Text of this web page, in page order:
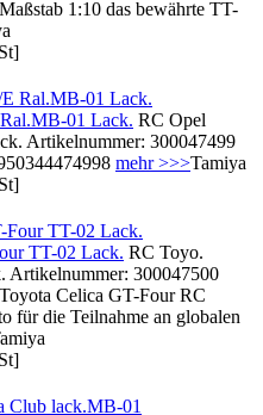
1:10 das bewährte TT-
01 Lack. RC Opel
Artikelnummer: 300047499
mehr >>>Tamiya
TT-02 Lack. RC Toyo.
Artikelnummer: 300047500
Celica GT-Four RC
für die Teilnahme an globalen